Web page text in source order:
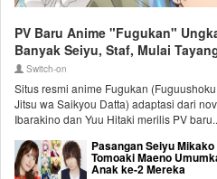
PV Baru Anime "Fugukan"
Banyak Seiyu, Staf, Mulai
Switch-on
Situs resmi anime Fugukan
Jitsu wa Saikyou Datta) adaptasi dari
Ibarakino dan Yuu Hitaki merilis PV
Pasangan Seiyu
Tomoaki Maeno
Anak ke-2 Mereka